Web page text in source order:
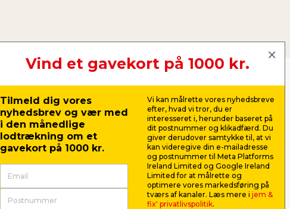
Vind et gavekort på 1000 kr.
Tilmeld dig vores
nyhedsbrev og vær med
i den månedlige
lodtrækning om et
gavekort på 1000 kr.
Vi kan målrette vores nyhedsbreve
efter, hvad vi tror, du er
interesseret i, herunder baseret på
dit postnummer og klikadfærd. Du
giver derudover samtykke til, at vi
kan videregive din e-mailadresse
og postnummer til Meta Platforms
Ireland Limited og Google Ireland
Limited for at målrette og
optimere vores markedsføring på
tværs af kanaler. Læs mere i jem &
fix' privatlivspolitik.